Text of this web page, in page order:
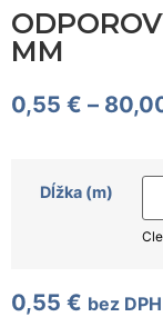
MM
0,55 € –
Dĺžka (m)
0,55 € bez